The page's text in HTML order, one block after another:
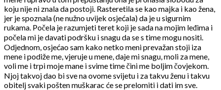
koju nije ni znala da postoji. Rasteretila se kao majka i kao žena,
jer je spoznala (ne nužno uvijek osjećala) da je u sigurnim
rukama. Počela je razumjeti teret koji je sada na mojim leđima i
počela mi je davati podršku i snagu da se s time mogu nositi.
Odjednom, osjećao sam kako netko meni prevažan stoji iza
mene i podiže me, vjeruje u mene, daje mi snagu, moli za mene,
voli me i trpi moje mane i svime time čini me boljim čovjekom.
Njoj takvoj dao bi sve na ovome svijetu i za takvu ženu i takvu
obitelj svaki pošten muškarac će se prelomiti i dati im sve.